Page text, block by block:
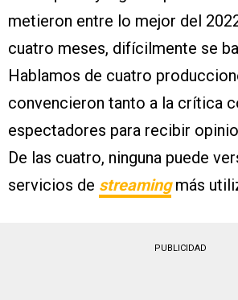
metieron entre lo mejor del
cuatro meses, difícilmente se
Hablamos de cuatro
convencieron tanto a la crítica
espectadores para recibir
De las cuatro, ninguna puede
servicios de streamingmás
PUBLICIDAD